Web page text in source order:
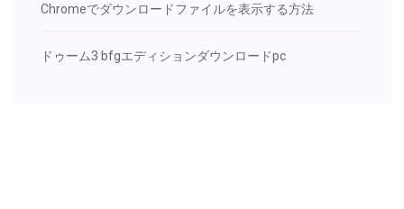
Chromeでダウンロードファイルを表示する方法
ドゥーム3 bfgエディションダウンロードpc